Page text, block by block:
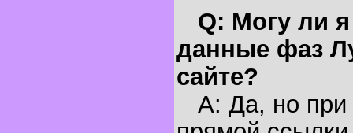
Q: Могу ли
данные фаз
сайте?
A: Да, но при